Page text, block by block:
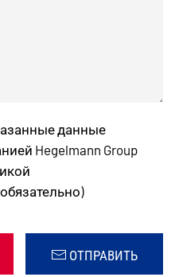
данные
Hegelmann Group
ОТПРАВИТЬ